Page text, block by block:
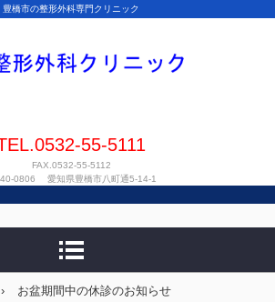
豊橋市の整形外科専門クリニック
55-5111
FAX.0532-55-5112
0806 愛知県豊橋市八町通5-14-1
› お盆期間中の休診のお知らせ